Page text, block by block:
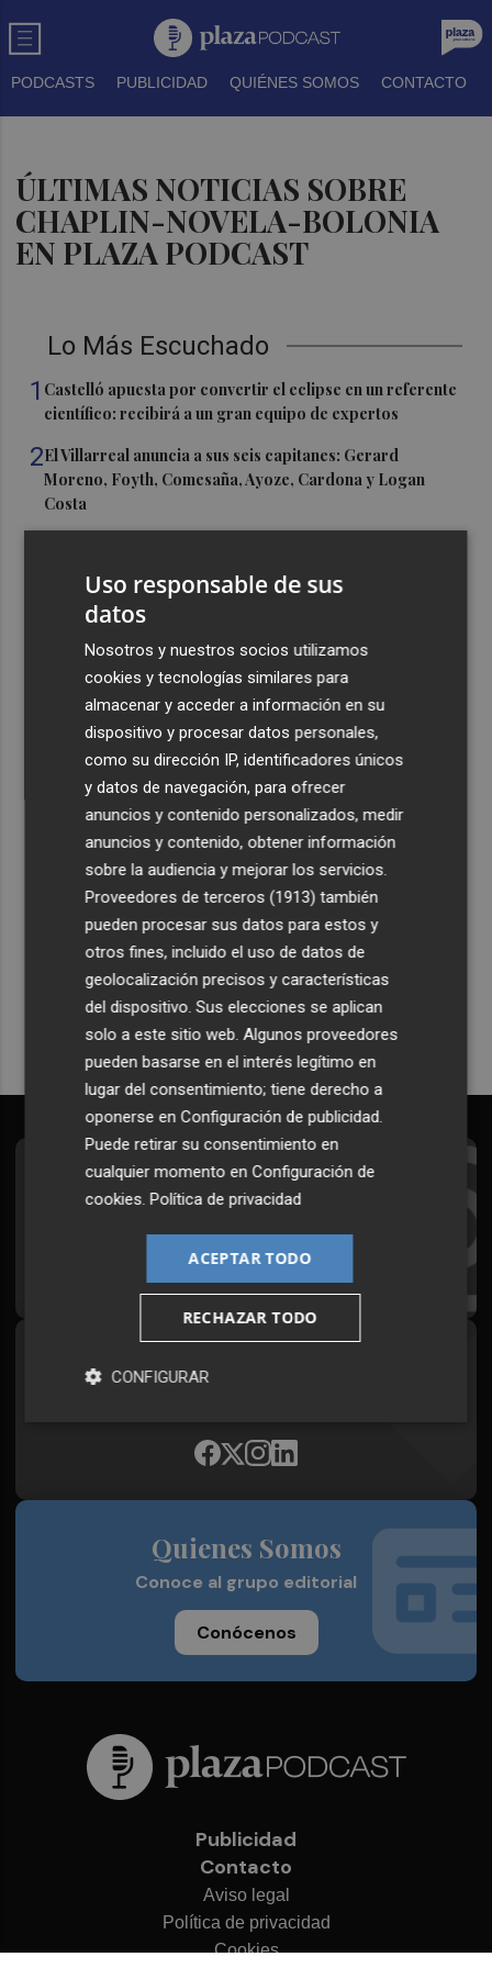
PODCASTS PUBLICIDAD QUIÉNES SOMOS CONTACTO
ÚLTIMAS NOTICIAS SOBRE
CHAPLIN-NOVELA-BOLONIA
EN PLAZA PODCAST
Lo Más Escuchado
1 Castelló apuesta por convertir el eclipse en un referente
científico: recibirá a un gran equipo de expertos
2El Villarreal anuncia a sus seis capitanes: Gerard
Moreno, Foyth, Comesaña, Ayoze, Cardona y Logan
Costa
San Javier da viabilidad al nuevo contrato del transporte
324 habitaciones
Estos son los estrenos que abren la cartelera en agosto:
de la comedia 'El último mono' a una nueva entrega de
'La Patrulla Canina'
Recibe toda la actualidad de
Plaza Podcast en tu correo
Quiero suscribirme
Suscríbete al Boletín
¡Quiero suscribirme!
Síguenos en redes
Quienes Somos
Conoce al grupo editorial
Conócenos
Publicidad
Contacto
Aviso legal
Política de privacidad
Cookies
Uso responsable de sus
datos
Nosotros y nuestros socios utilizamos
cookies y tecnologías similares para
almacenar y acceder a información en su
dispositivo y procesar datos personales,
como su dirección IP, identificadores únicos
y datos de navegación, para ofrecer
anuncios y contenido personalizados, medir
anuncios y contenido, obtener información
sobre la audiencia y mejorar los servicios.
Proveedores de terceros (1913) también
pueden procesar sus datos para estos y
otros fines, incluido el uso de datos de
geolocalización precisos y características
del dispositivo. Sus elecciones se aplican
solo a este sitio web. Algunos proveedores
pueden basarse en el interés legítimo en
lugar del consentimiento; tiene derecho a
oponerse enConfiguración de publicidad.
Puede retirar su consentimiento en
cualquier momento enConfiguración de
cookies.Política de privacidad
ACEPTAR TODO
RECHAZAR TODO
CONFIGURAR